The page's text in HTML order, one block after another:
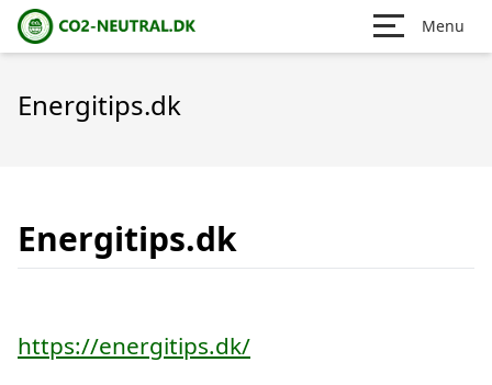
Menu
Energitips.dk
Energitips.dk
https://energitips.dk/